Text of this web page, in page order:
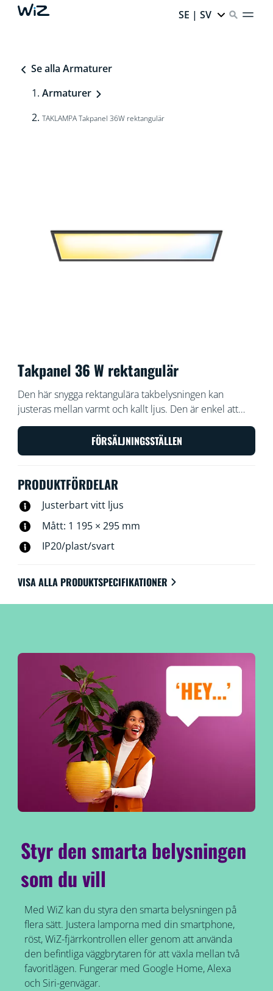
SE | SV
Se alla Armaturer
Armaturer
TAKLAMPA Takpanel 36W rektangulär
Takpanel 36 W rektangulär
Den här snygga rektangulära takbelysningen kan
justeras mellan varmt och kallt ljus. Den är enkel att
installera, dimbar och passar dessutom bra i hem med
modern inredningsstil.FÖRSÄLJNINGSSTÄLLEN
PRODUKTFÖRDELAR
Justerbart vitt ljus
Mått: 1 195 × 295 mm
IP20/plast/svart
VISA ALLA PRODUKTSPECIFIKATIONER
Styr den smarta belysningen
som du vill
Med WiZ kan du styra den smarta belysningen på
flera sätt. Justera lamporna med din smartphone,
röst, WiZ-fjärrkontrollen eller genom att använda
den befintliga väggbrytaren för att växla mellan två
favoritlägen. Fungerar med Google Home, Alexa
och Siri-genvägar.